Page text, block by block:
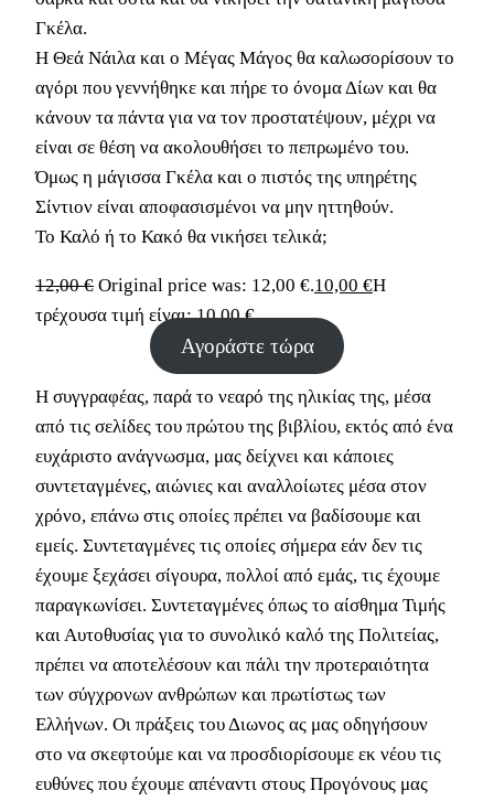
Γκέλα.
Η Θεά Νάιλα και ο Μέγας Μάγος θα καλωσορίσουν το
αγόρι που γεννήθηκε και πήρε το όνομα Δίων και θα
κάνουν τα πάντα για να τον προστατέψουν, μέχρι να
είναι σε θέση να ακολουθήσει το πεπρωμένο του.
Όμως η μάγισσα Γκέλα και ο πιστός της υπηρέτης
Σίντιον είναι αποφασισμένοι να μην ηττηθούν.
Το Καλό ή το Κακό θα νικήσει τελικά;
12,00€ Original price was: 12,00 €.10,00 €Η
τρέχουσα τιμή είναι: 10,00 €.
Αγοράστε τώρα
Η συγγραφέας, παρά το νεαρό της ηλικίας της, μέσα
από τις σελίδες του πρώτου της βιβλίου, εκτός από ένα
ευχάριστο ανάγνωσμα, μας δείχνει και κάποιες
συντεταγμένες, αιώνιες και αναλλοίωτες μέσα στον
χρόνο, επάνω στις οποίες πρέπει να βαδίσουμε και
εμείς. Συντεταγμένες τις οποίες σήμερα εάν δεν τις
έχουμε ξεχάσει σίγουρα, πολλοί από εμάς, τις έχουμε
παραγκωνίσει. Συντεταγμένες όπως το αίσθημα Τιμής
και Αυτοθυσίας για το συνολικό καλό της Πολιτείας,
πρέπει να αποτελέσουν και πάλι την προτεραιότητα
των σύγχρονων ανθρώπων και πρωτίστως των
Ελλήνων. Οι πράξεις του Διωνος ας μας οδηγήσουν
στο να σκεφτούμε και να προσδιορίσουμε εκ νέου τις
ευθύνες που έχουμε απέναντι στους Προγόνους μας